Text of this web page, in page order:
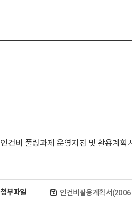
인건비 풀링과제 운영지침 및 활용계획
첨부파일 인건비활용계획서